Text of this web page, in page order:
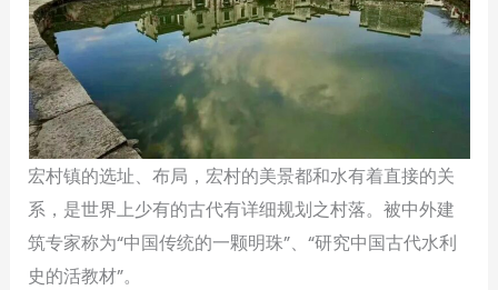
宏村镇的选址、布局，宏村的美景都和水有着直接的关
系，是世界上少有的古代有详细规划之村落。被中外建
筑专家称为“中国传统的一颗明珠”、“研究中国古代水利
史的活教材”。